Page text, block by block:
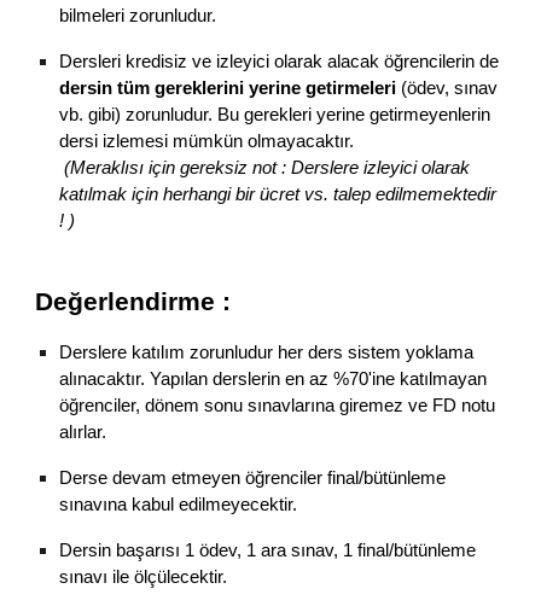
bilmeleri zorunludur.
dersin tüm gereklerini yerine getirmeleri (ödev, sınav
vb. gibi) zorunludur. Bu gerekleri yerine getirmeyenlerin
dersi izlemesi mümkün olmayacaktır.
(Meraklısı için gereksiz not : Derslere izleyici olarak
katılmak için herhangi bir ücret vs. talep edilmemektedir
! )
Değerlendirme :
Derslere katılım zorunludur her ders sistem yoklama
alınacaktır. Yapılan derslerin en az %70'ine katılmayan
öğrenciler, dönem sonu sınavlarına giremez ve FD notu
alırlar.
Derse devam etmeyen öğrenciler final/bütünleme
sınavına kabul edilmeyecektir.
Dersin başarısı 1 ödev, 1 ara sınav, 1 final/bütünleme
sınavı ile ölçülecektir.